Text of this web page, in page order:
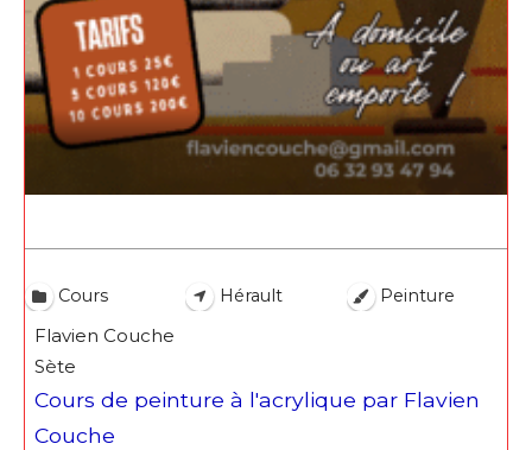
Cours Hérault Peinture
Flavien Couche
Sète
Cours de peinture à l'acrylique par Flavien
Couche